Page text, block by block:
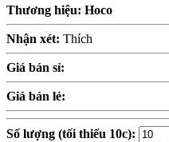
Thương hiệu: Hoco
Nhận xét: Thích
Giá bán sỉ:
Giá bán lẻ:
Số lượng (tối thiểu 10c):